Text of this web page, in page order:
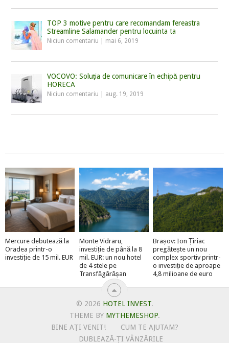
TOP 3 motive pentru care recomandam fereastra
Streamline Salamander pentru locuinta ta
Niciun comentariu mai 6, 2019
VOCOVO: Soluția de comunicare în echipă pentru
HORECA
Niciun comentariu aug. 19, 2019
Mercure debutează la
Oradea printr-o
investiție de 15 mil. EUR
Monte Vidraru,
investiție de până la 8
mil. EUR: un nou hotel
de 4 stele pe
Transfăgărășan
Brașov: Ion Țiriac
pregătește un nou
complex sportiv printr-
o investiție de aproape
4,8 milioane de euro
© 2026 HOTEL INVEST.
THEME BY MYTHEMESHOP.
BINE AȚI VENIT!
CUM TE AJUTAM?
DUBLEAZĂ-ȚI VÂNZĂRILE